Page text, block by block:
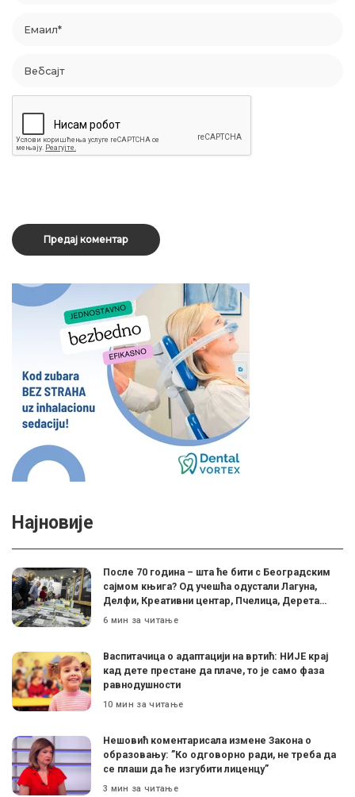
Најновије
После 70 година – шта ће бити с Београдским
сајмом књига? Од учешћа одустали Лагуна,
Делфи, Креативни центар, Пчелица, Дерета…
6 мин за читање
Васпитачица о адаптацији на вртић: НИЈЕ крај
кад дете престане да плаче, то је само фаза
равнодушности
10 мин за читање
Нешовић коментарисала измене Закона о
образовању: ”Ко одговорно ради, не треба да
се плаши да ће изгубити лиценцу”
3 мин за читање